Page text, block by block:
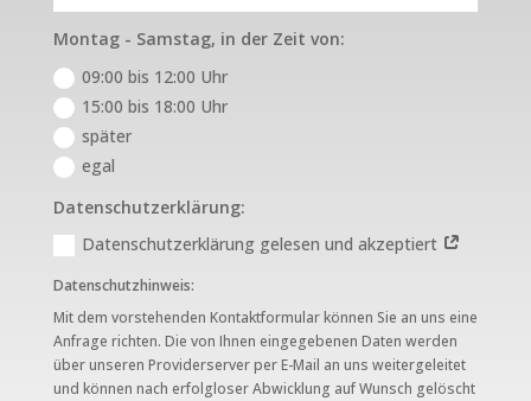
Montag - Samstag, in der Zeit von:
09:00 bis 12:00 Uhr
15:00 bis 18:00 Uhr
später
egal
Datenschutzerklärung:
Datenschutzerklärung gelesen und akzeptiert
Datenschutzhinweis:
Mit dem vorstehenden Kontaktformular können Sie an uns eine
Anfrage richten. Die von Ihnen eingegebenen Daten werden
über unseren Providerserver per E-Mail an uns weitergeleitet
und können nach erfolgloser Abwicklung auf Wunsch gelöscht